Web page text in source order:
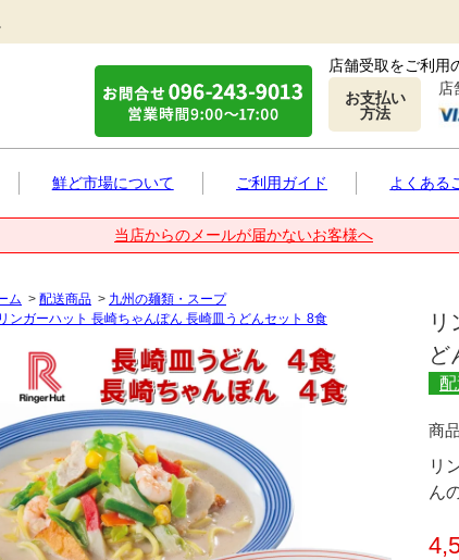
店舗受取をご利用
お支払い
方法
店
鮮ど市場について ご利用ガイド よくある
当店からのメールが届かないお客様へ
ム > 配送商品 > 九州の麺類・スープ
ンガーハット 長崎ちゃんぽん 長崎皿うどんセット 8食
リ
ど
商
リ
ん